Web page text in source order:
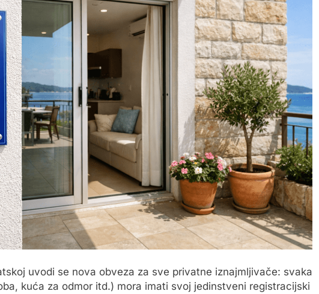
uvodi se nova obveza za sve privatne iznajmljivače: svaka
kuća za odmor itd.) mora imati svoj jedinstveni registracijski
lagane čelične konstrukcije
što trebate znati prije kupnje
PRIVATNI IZNAJMLJIVAČI
Želite iznajmljivati smještaj? Ne
preskačite ovaj ključan korak prije
pokretanja turističkog biznisa
7 Mjeseci